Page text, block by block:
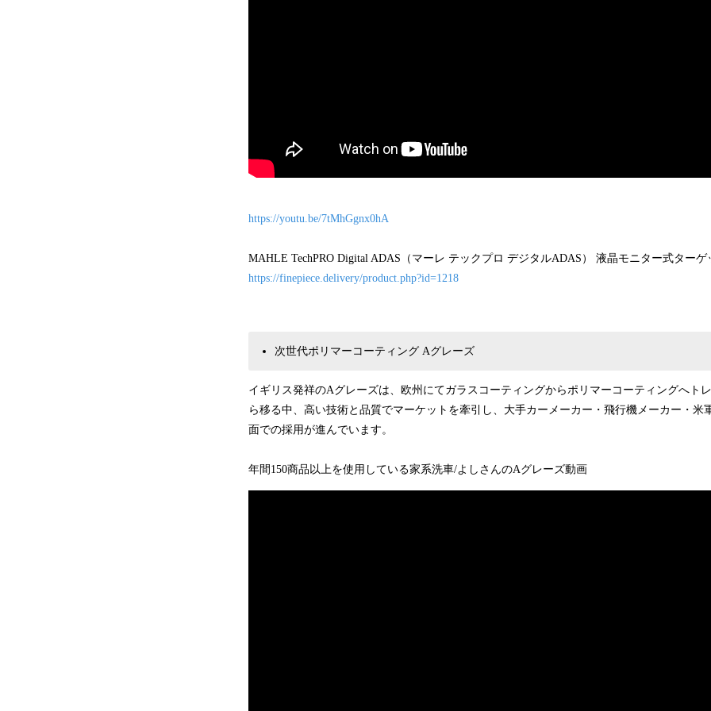
https://youtu.be/7tMhGgnx0hA
MAHLE TechPRO Digital ADAS（マーレ テックプロ デジタルADAS） 液晶モニター式ターゲ
https://finepiece.delivery/product.php?id=1218
次世代ポリマーコーティング Aグレーズ
イギリス発祥のAグレーズは、欧州にてガラスコーティングからポリマーコーティングへト
ら移る中、高い技術と品質でマーケットを牽引し、大手カーメーカー・飛行機メーカー・米
面での採用が進んでいます。
年間150商品以上を使用している家系洗車/よしさんのAグレーズ動画